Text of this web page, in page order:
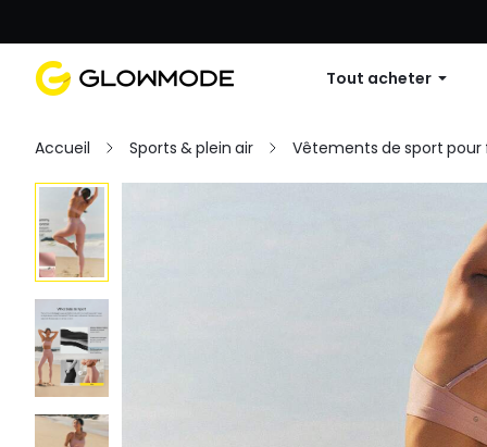
Tout acheter
Accueil Sports & plein air Vêtements de sport